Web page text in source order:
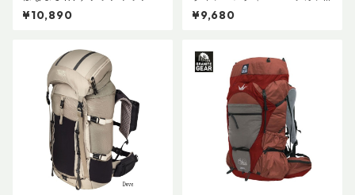
¥10,890
ルWPバックパック
¥9,680